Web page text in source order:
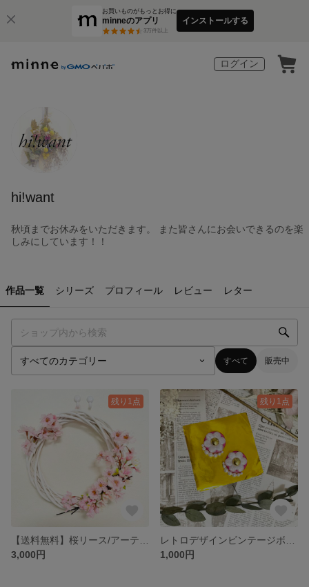
お買いものがもっとお得に
minneのアプリ
3万件以上
インストールする
ログイン
hi!want
秋頃までお休みをいただきます。 また皆さんにお会いできるのを楽
しみにしています！！
作品一覧 シリーズ プロフィール レビュー レター
すべて 販売中
残り1点
3,000円
残り1点
1,000円